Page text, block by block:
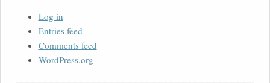
Log in
Entries feed
Comments feed
WordPress.org